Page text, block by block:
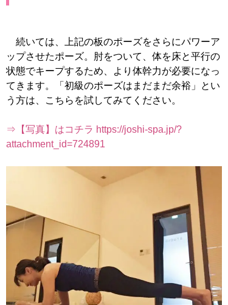
続いては、上記の板のポーズをさらにパワーア
ップさせたポーズ。肘をついて、体を床と平行の
状態でキープするため、より体幹力が必要になっ
てきます。「初級のポーズはまだまだ余裕」とい
う方は、こちらを試してみてください。
⇒【写真】はコチラ https://joshi-spa.jp/?
attachment_id=724891